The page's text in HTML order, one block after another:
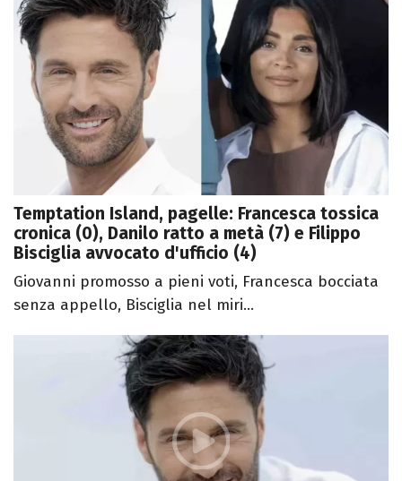
Temptation Island, pagelle: Francesca tossica
cronica (0), Danilo ratto a metà (7) e Filippo
Bisciglia avvocato d'ufficio (4)
Giovanni promosso a pieni voti, Francesca bocciata
senza appello, Bisciglia nel miri...